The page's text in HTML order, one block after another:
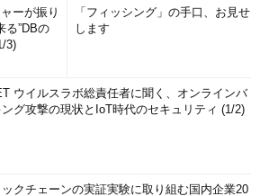
ーが振り
る”DBの
3)
「フィッシング」の手口、お見せ
します
ウイルスラボ総責任者に聞く、オンラインバ
ング攻撃の現状とIoT時代のセキュリティ (1/2)
ックチェーンの実証実験に取り組む国内企業20